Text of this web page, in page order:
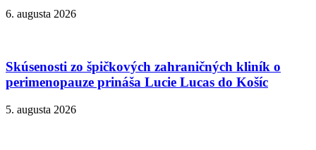
6. augusta 2026
Skúsenosti zo špičkových zahraničných kliník o
perimenopauze prináša Lucie Lucas do Košíc
5. augusta 2026